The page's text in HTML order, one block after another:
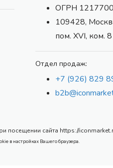
ОГРН
109428,
пом. XVI, ком. 8
Отдел продаж:
+7 (926) 829
посещении сайта https://
в настройках Вашего браузера.